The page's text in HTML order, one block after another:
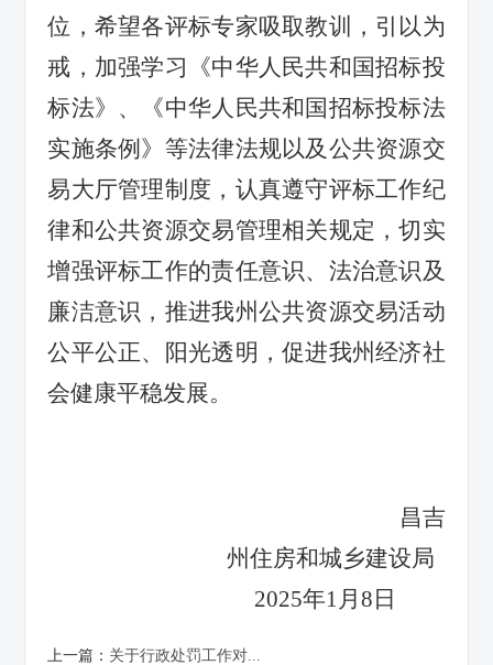
位，希望各评标专家吸取教训，引以为
戒，加强学习《中华人民共和国招标投
标法》、《中华人民共和国招标投标法
实施条例》等法律法规以及公共资源交
易大厅管理制度，认真遵守评标工作纪
律和公共资源交易管理相关规定，切实
增强评标工作的责任意识、法治意识及
廉洁意识，推进我州公共资源交易活动
公平公正、阳光透明，促进我州经济社
会健康平稳发展。
昌吉
州住房和城乡建设局
2025年1月 8 日
上一篇： 关于行政处罚工作对...